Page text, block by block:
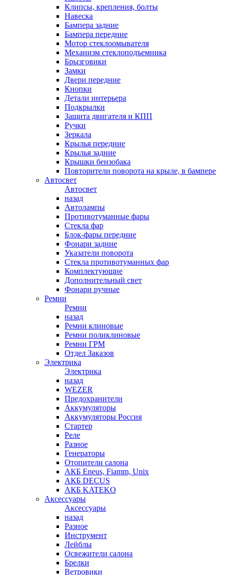
Клипсы, крепления, болты
Навеска
Бампера задние
Бампера передние
Мотор стеклоомывателя
Механизм стеклоподъемника
Брызговики
Замки
Двери передние
Кнопки
Детали интерьера
Подкрылки
Защита двигателя и КПП
Ручки
Зеркала
Крылья передние
Крылья задние
Крышки бензобака
Повторители поворота на крыле, в бампере
Автосвет
Автосвет
назад
Автолампы
Противотуманные фары
Стекла фар
Блок-фары передние
Фонари задние
Указатели поворота
Стекла противотуманных фар
Комплектующие
Дополнительный свет
Фонари ручные
Ремни
Ремни
назад
Ремни клиновые
Ремни поликлиновые
Ремни ГРМ
Отдел Заказов
Электрика
Электрика
назад
WEZER
Предохранители
Аккумуляторы
Аккумуляторы Россия
Стартер
Реле
Разное
Генераторы
Отопители салона
АКБ Eneus, Fiamm, Unix
АКБ DECUS
АКБ KATEKO
Аксессуары
Аксессуары
назад
Разное
Инструмент
Лейблы
Освежители салона
Брелки
Ветровики